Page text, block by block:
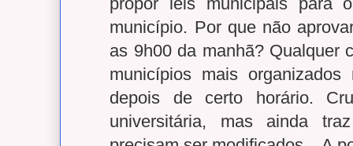
município. Por que não
as 9h00 da manhã? Qualquer
municípios mais
depois de certo horário.
universitária, mas ainda